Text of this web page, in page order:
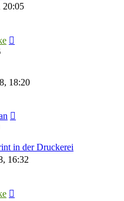
20:05
18:20
in der Druckerei
16:32